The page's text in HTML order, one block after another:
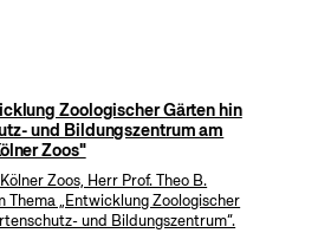
Zoologischer Gärten hin
und Bildungszentrum am
Zoos"
Zoos, Herr Prof. Theo B.
Thema „Entwicklung Zoologischer
und Bildungszentrum“.